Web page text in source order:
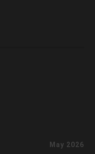
May 2026